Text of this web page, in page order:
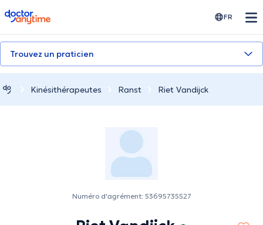
doctoranytime FR
Trouvez un praticien
Kinésithérapeutes Ranst Riet Vandijck
Numéro d'agrément: 53695735527